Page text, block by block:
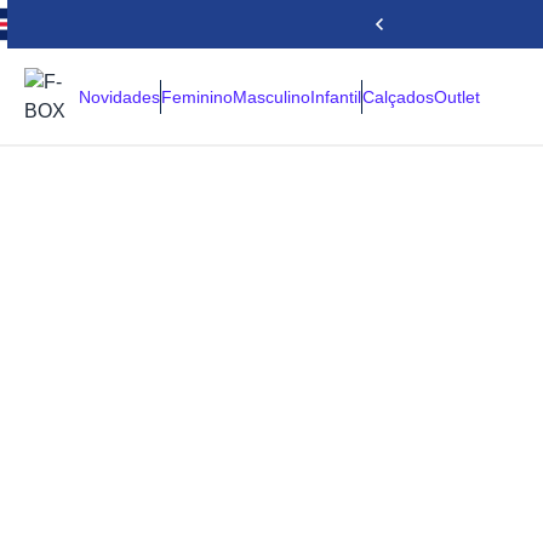
NovidadesFemininoMasculinoInfantilCalçadosOutlet